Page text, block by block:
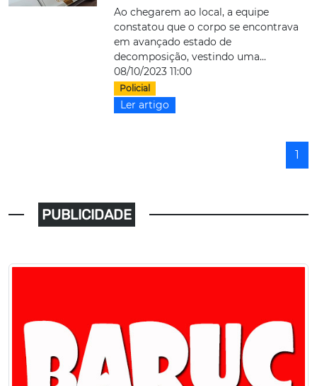
Ao chegarem ao local, a equipe
constatou que o corpo se encontrava
em avançado estado de
decomposição, vestindo uma...
08/10/2023 11:00
Policial
Ler artigo
1
PUBLICIDADE